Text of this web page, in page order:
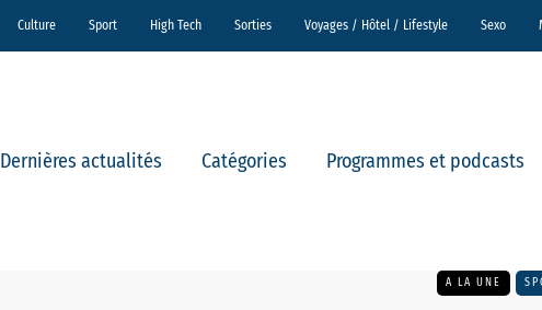
Culture Sport High Tech Sorties Voyages / Hôtel / Lifestyle Sexo
Dernières actualités Catégories Programmes et podcasts
A LA UNE